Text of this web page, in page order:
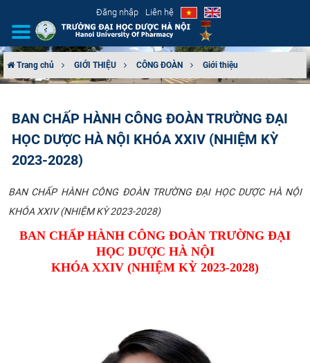
Đăng nhập Liên hệ
CƠ CẤU TỔ CHỨC
TUYỂN SINH
ĐÀO TẠO
ĐẢM BẢO CHẤT LƯỢNG
KHOA HỌC CÔNG NGHỆ
Trang chủ GIỚI THIỆU CÔNG ĐOÀN Giới thiệu
BAN CHẤP HÀNH CÔNG ĐOÀN TRƯỜNG ĐẠI
HỌC DƯỢC HÀ NỘI KHÓA XXIV (NHIỆM KỲ
2023-2028)
BAN CHẤP HÀNH CÔNG ĐOÀN TRƯỜNG ĐẠI HỌC DƯỢC HÀ NỘI
KHÓA XXIV (NHIỆM KỲ 2023-2028)
BAN CHẤP HÀNH CÔNG ĐOÀN TRƯỜNG ĐẠI
HỌC DƯỢC HÀ NỘI
KHÓA XXIV (NHIỆM KỲ 2023-2028)